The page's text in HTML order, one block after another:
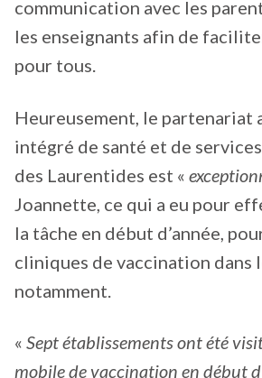
communication avec les
les enseignants afin de
pour tous.
Heureusement, le partenariat
intégré de santé et de services
des Laurentides est «
Joannette, ce qui a eu pour
la tâche en début d’année,
cliniques de vaccination dans
notamment.
« Sept établissements ont été
mobile de vaccination en début